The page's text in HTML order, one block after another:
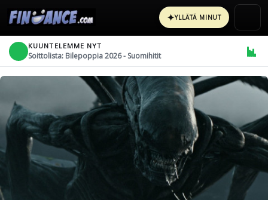
✦YLLÄTÄ MINUT
KUUNTELEMME NYT
Soittolista: Bilepoppia 2026 - Suomihitit